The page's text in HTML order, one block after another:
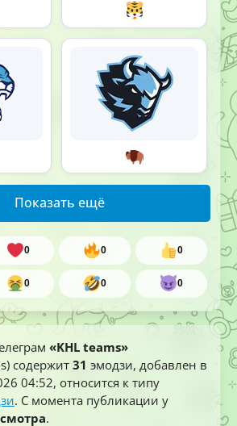
Показать ещё
0 0 0
0 0 0
«KHL teams»
содержит 31 эмодзи, добавлен в
04:52, относится к типу
. С момента публикации у
.